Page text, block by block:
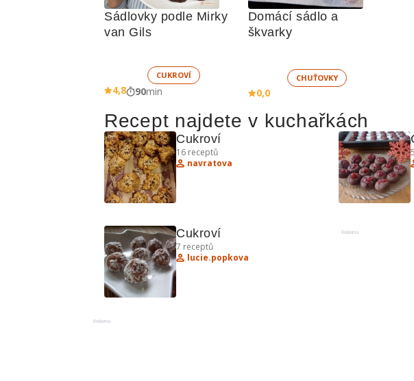
Sádlovky podle Mirky
van Gils
CUKROVÍ
4,8 90min
Domácí sádlo a
škvarky
CHUŤOVKY
0,0
Recept najdete v kuchařkách
16 receptů
navratova
5
Cukroví
7 receptů
lucie.popkova
Reklama
Reklama